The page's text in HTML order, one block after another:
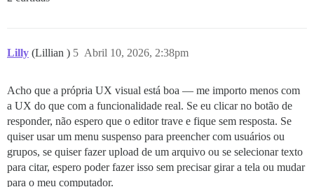
Lilly (Lillian ) Abril 10, 2026, 2:38pm
5
Acho que a própria UX visual está boa — me importo menos com
a UX do que com a funcionalidade real. Se eu clicar no botão de
responder, não espero que o editor trave e fique sem resposta. Se
quiser usar um menu suspenso para preencher com usuários ou
grupos, se quiser fazer upload de um arquivo ou se selecionar texto
para citar, espero poder fazer isso sem precisar girar a tela ou mudar
para o meu computador.